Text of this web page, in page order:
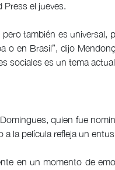
el jueves.
pero también es
o en Brasil”, dijo
sociales es un tema
quien fue
a la película refleja un
en un momento de